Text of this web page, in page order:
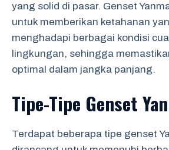
yang solid di pasar. Genset
untuk memberikan ketahanan
menghadapi berbagai kondisi
lingkungan, sehingga
optimal dalam jangka panjang.
Tipe-Tipe Genset
Terdapat beberapa tipe genset